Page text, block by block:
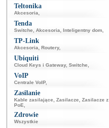
Teltonika
Akcesoria
Tenda
Switche Akcesoria Inteligentny dom
TP-Link
Akcesoria Routery,
Ubiquiti
Cloud Keys i Gateway, Switche
VoIP
Centrale VoIP,
Zasilanie
Kable zasilające Zasilacze
Zasilacze z
PoE
Zdrowie
Wszystkie